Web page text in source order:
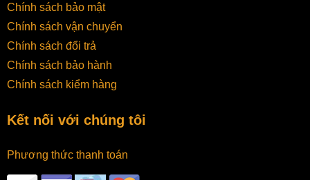
Chính sách bảo mật
Chính sách vận chuyển
Chính sách đổi trả
Chính sách bảo hành
Chính sách kiểm hàng
Kết nối với chúng tôi
Phương thức thanh toán